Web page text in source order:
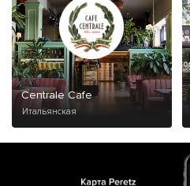
Centrale Cafe
Итальянская